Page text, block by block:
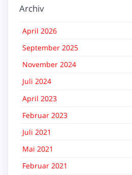
Archiv
April 2026
September 2025
November 2024
Juli 2024
April 2023
Februar 2023
Juli 2021
Mai 2021
Februar 2021